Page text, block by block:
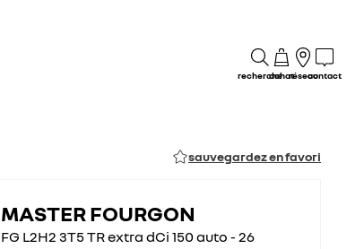
rechercheachatréseaucontact
sauvegardez en favori
MASTER FOURGON
FG L2H2 3T5 TR extra dCi 150 auto - 26